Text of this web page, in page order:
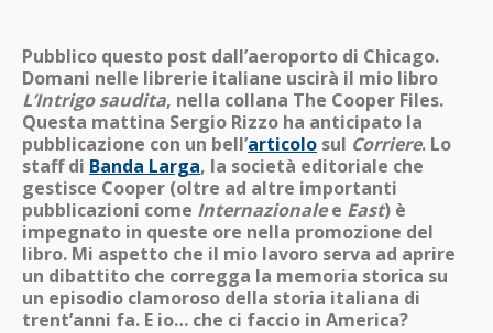
Pubblico questo post dall’aeroporto di Chicago.
Domani nelle librerie italiane uscirà il mio libro
L’Intrigo saudita, nella collana The Cooper Files.
Questa mattina Sergio Rizzo ha anticipato la
pubblicazione con un bell’articolo sul Corriere. Lo
staff di Banda Larga, la società editoriale che
gestisce Cooper (oltre ad altre importanti
pubblicazioni come Internazionalee East) è
impegnato in queste ore nella promozione del
libro. Mi aspetto che il mio lavoro serva ad aprire
un dibattito che corregga la memoria storica su
un episodio clamoroso della storia italiana di
trent’anni fa. E io… che ci faccio in America?